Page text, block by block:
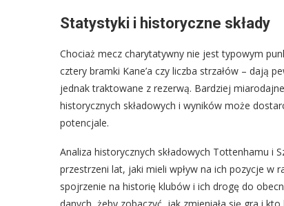
Statystyki i historyczne składy
Chociaż mecz charytatywny nie jest typowym
cztery bramki Kane’a czy liczba strzałów – dają
jednak traktowane z rezerwą. Bardziej
historycznych składowych i wyników może
potencjale.
Analiza historycznych składowych Tottenhamu i
przestrzeni lat, jaki mieli wpływ na ich pozycje w
spojrzenie na historię klubów i ich drogę do